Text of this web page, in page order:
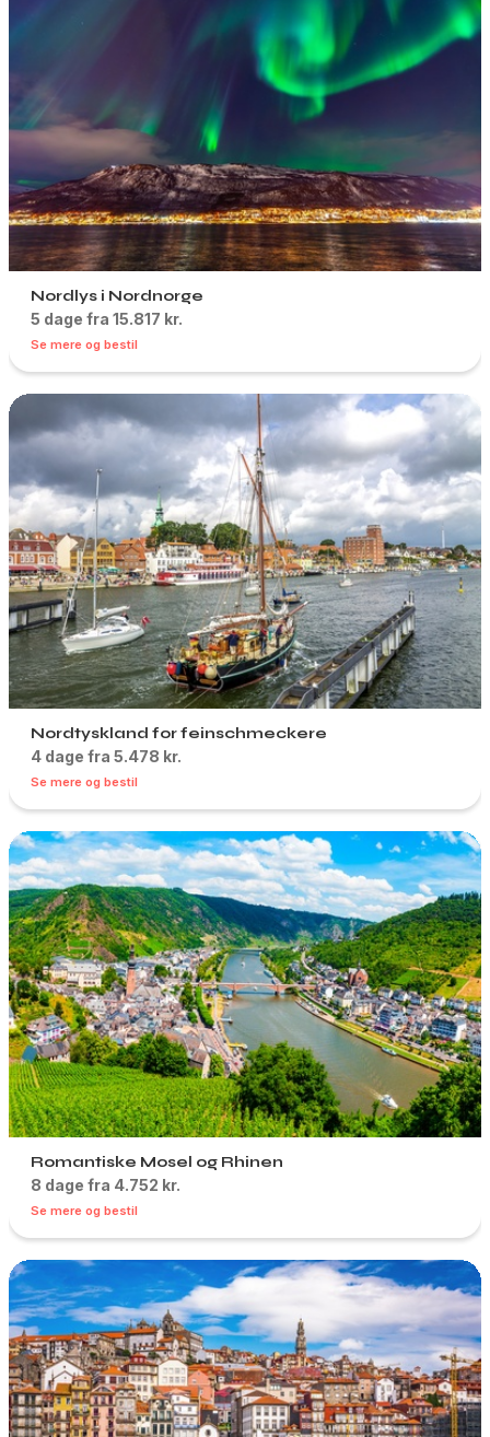
Nordlys i Nordnorge
5 dage fra 15.817 kr.
Se mere og bestil
Nordtyskland for feinschmeckere
4 dage fra 5.478 kr.
Se mere og bestil
Romantiske Mosel og Rhinen
8 dage fra 4.752 kr.
Se mere og bestil